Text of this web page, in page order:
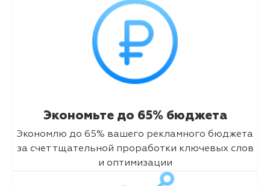
Экономьте до 65% бюджета
Экономлю до 65% вашего рекламного бюджета
за счет тщательной проработки ключевых слов
и оптимизации